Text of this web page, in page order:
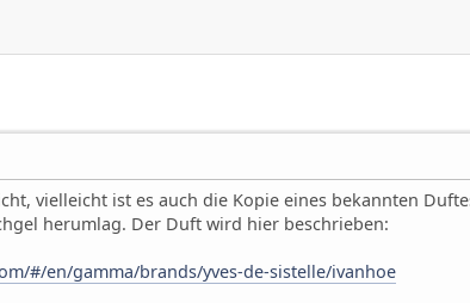
vielleicht ist es auch die Kopie eines bekannten
herumlag. Der Duft wird hier beschrieben:
#/en/gamma/brands/yves-de-sistelle/ivanhoe